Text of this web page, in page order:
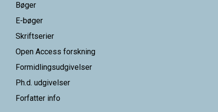
Bøger
E-bøger
Skriftserier
Open Access forskning
Formidlingsudgivelser
Ph.d. udgivelser
Forfatter info